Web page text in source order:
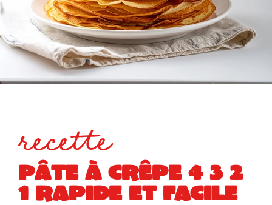
recette
PÂTE À CRÊPE 4 3 2
1 RAPIDE ET FACILE